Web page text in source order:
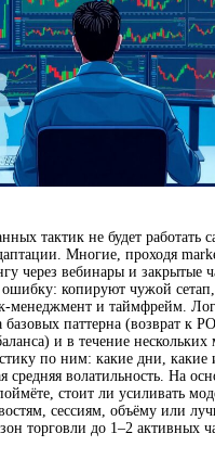
тактик не будет работать
Многие, проходя
через вебинары и закрытые
копируют чужой
и таймфрейм.
базовых паттерна (возврат к
и в течение нескольких
по ним: какие дни, какие
средняя волатильность. На
стоит ли усиливать
сессиям, объёму или
торговли до 1–2 активных